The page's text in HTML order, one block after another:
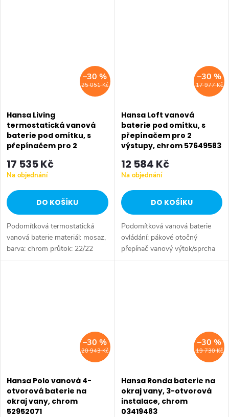
25 051 Kč
–30 %
Hansa Living
termostatická vanová
baterie pod omítku, s
přepínačem pro 2
17 535 Kč
Na objednání
DO KOŠÍKU
Podomítková termostatická
vanová baterie materiál: mosaz,
barva: chrom průtok: 22/22
l/min (vana/sprcha) pro 2
17 977 Kč
–30 %
Hansa Loft vanová
baterie pod omítku, s
přepínačem pro 2
výstupy, chrom 57649583
12 584 Kč
Na objednání
DO KOŠÍKU
Podomítková vanová baterie
ovládání: pákové otočný
přepínač vanový výtok/sprcha
materiál: mosaz povrchová
20 943 Kč
–30 %
Hansa Polo vanová 4-
otvorová baterie na
okraj vany, chrom
52952071
19 730 Kč
–30 %
Hansa Ronda baterie na
okraj vany, 3-otvorová
instalace, chrom
03419483